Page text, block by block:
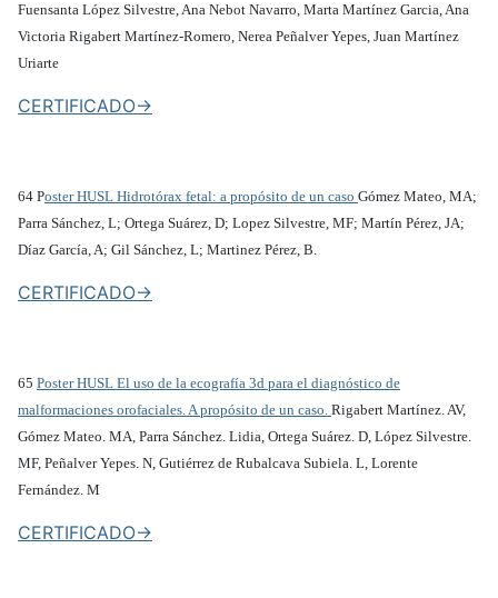
Fuensanta López Silvestre, Ana Nebot Navarro, Marta Martínez Garcia, Ana
Victoria Rigabert Martínez-Romero, Nerea Peñalver Yepes, Juan Martínez
Uriarte
CERTIFICADO->
64 Poster HUSL Hidrotórax fetal: a propósito de un caso Gómez Mateo, MA;
Parra Sánchez, L; Ortega Suárez, D; Lopez Silvestre, MF; Martín Pérez, JA;
Díaz García, A; Gil Sánchez, L; Martinez Pérez, B.
CERTIFICADO->
65 Poster HUSL El uso de la ecografía 3d para el diagnóstico de
malformaciones orofaciales. A propósito de un caso. Rigabert Martínez. AV,
Gómez Mateo. MA, Parra Sánchez. Lidia, Ortega Suárez. D, López Silvestre.
MF, Peñalver Yepes. N, Gutiérrez de Rubalcava Subiela. L, Lorente
Fernández. M
CERTIFICADO->